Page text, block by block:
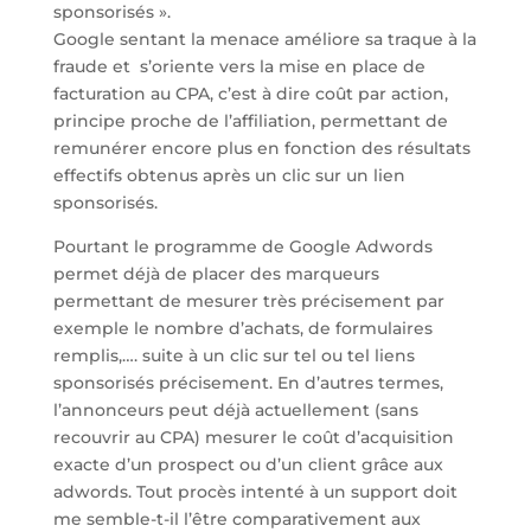
sponsorisés ».
Google sentant la menace améliore sa traque à la
fraude et s’oriente vers la mise en place de
facturation au CPA, c’est à dire coût par action,
principe proche de l’affiliation, permettant de
remunérer encore plus en fonction des résultats
effectifs obtenus après un clic sur un lien
sponsorisés.
Pourtant le programme de Google Adwords
permet déjà de placer des marqueurs
permettant de mesurer très précisement par
exemple le nombre d’achats, de formulaires
remplis,…. suite à un clic sur tel ou tel liens
sponsorisés précisement. En d’autres termes,
l’annonceurs peut déjà actuellement (sans
recouvrir au CPA) mesurer le coût d’acquisition
exacte d’un prospect ou d’un client grâce aux
adwords. Tout procès intenté à un support doit
me semble-t-il l’être comparativement aux